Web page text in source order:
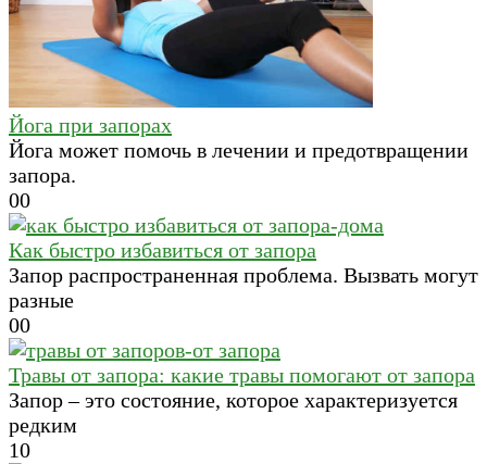
Йога при запорах
Йога может помочь в лечении и предотвращении
запора.
00
Как быстро избавиться от запора
Запор распространенная проблема. Вызвать могут
разные
00
Травы от запора: какие травы помогают от запора
Запор – это состояние, которое характеризуется
редким
10